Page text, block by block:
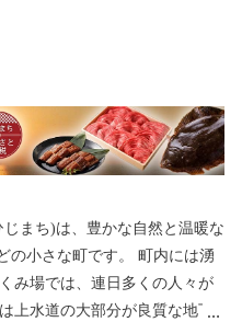
まち)は、豊かな自然と温暖な
の小さな町です。 町内には湧
み場では、連日多くの人々が
上水道の大部分が良質な地下